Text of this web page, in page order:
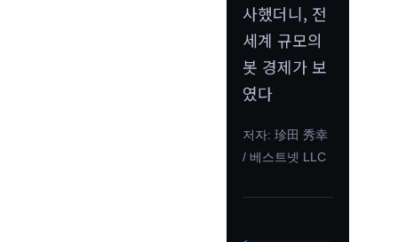
사했더니, 전
세계 규모의
봇 경제가 보
였다
저자: 珍田 秀幸
/ 베스트넷 LLC